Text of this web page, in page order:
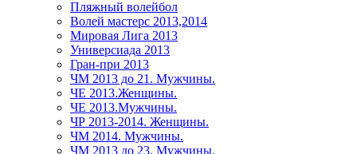
Пляжный волейбол
Волей мастерс 2013,2014
Мировая Лига 2013
Универсиада 2013
Гран-при 2013
ЧМ 2013 до 21. Мужчины.
ЧЕ 2013.Женщины.
ЧЕ 2013.Мужчины.
ЧР 2013-2014. Женщины.
ЧМ 2014. Мужчины.
ЧМ 2013 до 23. Мужчины.